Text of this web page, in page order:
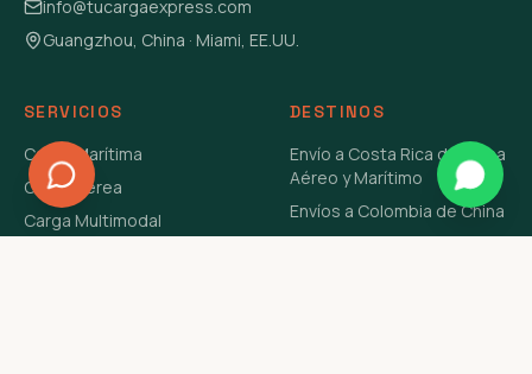
info@tucargaexpress.com
Guangzhou, China · Miami, EE.UU.
SERVICIOS
Carga Marítima
Carga Aérea
Carga Multimodal
DESTINOS
Envío a Costa Rica de China
Aéreo y Marítimo
Envíos a Colombia de China